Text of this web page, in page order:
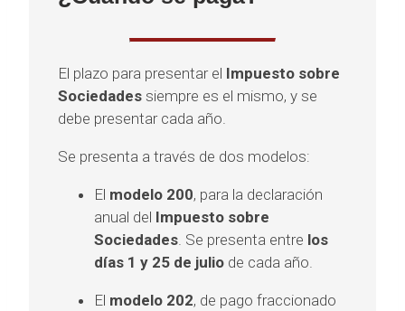
El plazo para presentar el Impuesto sobre
Sociedades siempre es el mismo, y se
debe presentar cada año.
Se presenta a través de dos modelos:
El modelo 200, para la declaración
anual del Impuesto sobre
Sociedades. Se presenta entre los
días 1 y 25 de julio de cada año.
El modelo 202, de pago fraccionado